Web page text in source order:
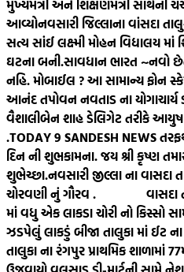
મુખ્યમંત્રી અને શિક્ષણમંત્રી સાથેની
આવ્યોનવસારી જિલ્લાના વાંસદા
સત્ય સાંઈ લક્ષ્મી મોહન વિદ્યાલય
ઘટના બની.સાવધાન ભારત ~નવો
નહિ. મોબાઈલ ? આ સામાન્ય ફોન
આનંદ તપોવન નવતાડ ના
વૈશાલીબેન શાહ ડેલિગેટ તરીકે આયુષ
.TODAY 9 SANDESH NEWS
દિન ની શુભકામના. જય શ્રી કૃષ્ણ
શુભેચ્છા.નવસારી જીલ્લા ના વાસદા
ચોરવણી નું ગૌરવ . વાસદા
માં વધુ એક લાકડા ચોરી નો કિસ્સો
ઝડપેલું લાકડું બીજા તાલુકા માં ઈટ ના
તાલુકા ના રંગપુર પ્રાથમિક શાળામાં